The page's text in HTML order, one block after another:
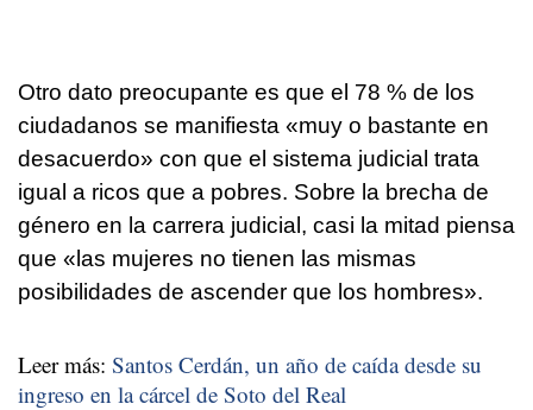
Otro dato preocupante es que el 78 % de los
ciudadanos se manifiesta «muy o bastante en
desacuerdo» con que el sistema judicial trata
igual a ricos que a pobres. Sobre la brecha de
género en la carrera judicial, casi la mitad piensa
que «las mujeres no tienen las mismas
posibilidades de ascender que los hombres».
Leer más: Santos Cerdán, un año de caída desde su
ingreso en la cárcel de Soto del Real